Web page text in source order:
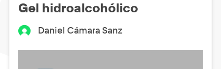
Gel hidroalcohólico
Daniel Cámara Sanz